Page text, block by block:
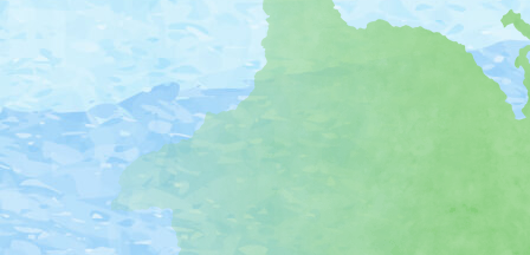
磯
町
の
位
置
を